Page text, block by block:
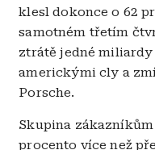
klesl dokonce o 62
samotném třetím
ztrátě jedné
americkými cly a
Porsche.
Skupina
procento více než